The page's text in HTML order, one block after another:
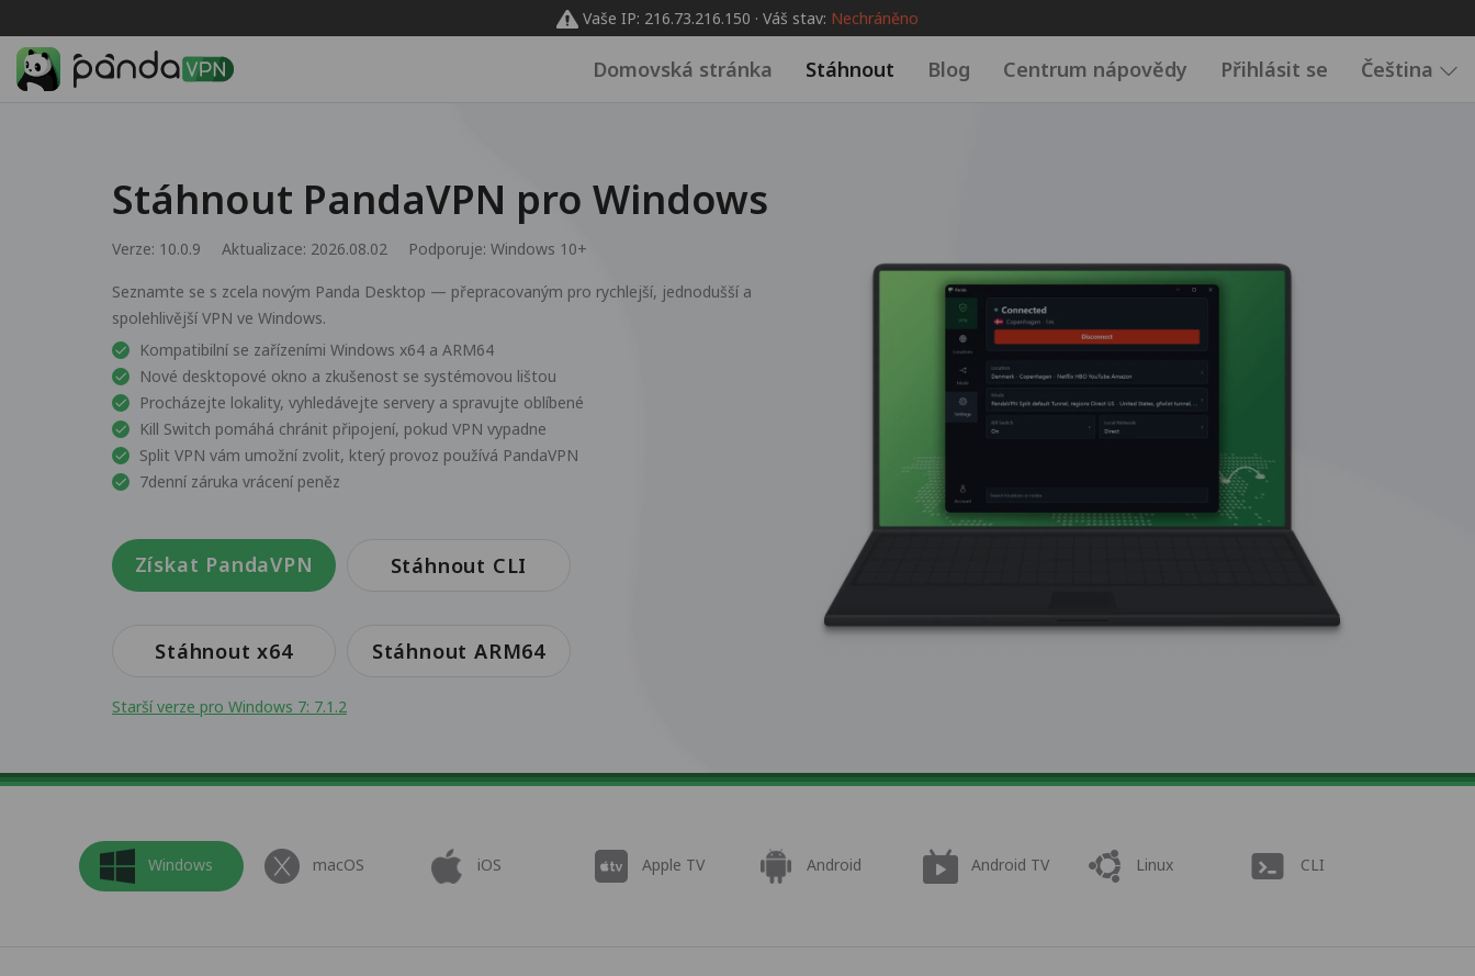
Vaše IP: 216.73.216.150 · Váš stav: Nechráněno
Domovská stránka Stáhnout Blog Centrum nápovědy Přihlásit se Čeština
Stáhnout PandaVPN pro Windows
Verze: 10.0.9 Aktualizace: 2026.08.02 Podporuje: Windows 10+
Seznamte se s zcela novým Panda Desktop — přepracovaným pro rychlejší, jednodušší a
spolehlivější VPN ve Windows.
Kompatibilní se zařízeními Windows x64 a ARM64
Nové desktopové okno a zkušenost se systémovou lištou
Procházejte lokality, vyhledávejte servery a spravujte oblíbené
Kill Switch pomáhá chránit připojení, pokud VPN vypadne
Split VPN vám umožní zvolit, který provoz používá PandaVPN
7denní záruka vrácení peněz
Získat PandaVPN Stáhnout CLI
Stáhnout x64 Stáhnout ARM64
Starší verze pro Windows 7: 7.1.2
Windows macOS iOS Apple TV Android Android TV Linux CLI